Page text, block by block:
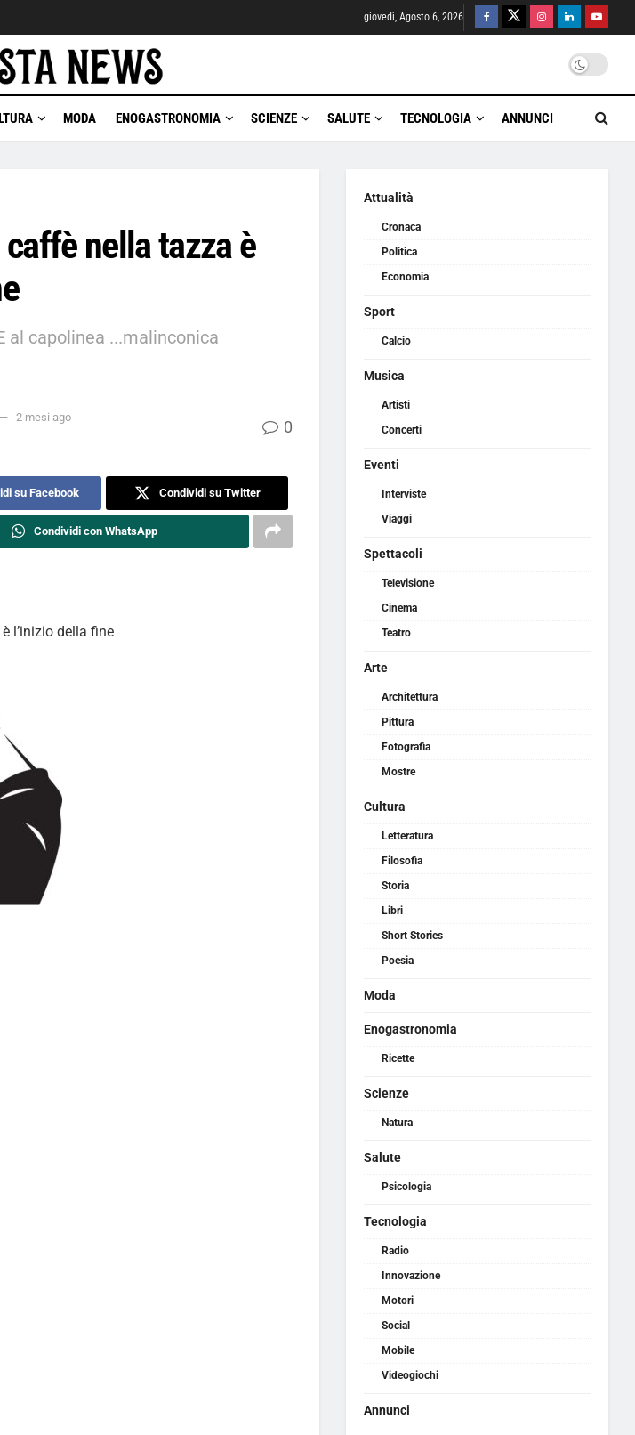
giovedì, Agosto 6, 2026
MODA ENOGASTRONOMIA SCIENZE SALUTE TECNOLOGIA ANNUNCI
nella tazza è
al capolinea ...malinconica
2 mesi ago
0
su Facebook Condividi su Twitter
Condividi con WhatsApp
l’inizio della fine
Attualità
Cronaca
Politica
Economia
Sport
Calcio
Musica
Artisti
Concerti
Eventi
Interviste
Viaggi
Spettacoli
Televisione
Cinema
Teatro
Arte
Architettura
Pittura
Fotografia
Mostre
Cultura
Letteratura
Filosofia
Storia
Libri
Short Stories
Poesia
Moda
Enogastronomia
Ricette
Scienze
Natura
Salute
Psicologia
Tecnologia
Radio
Innovazione
Motori
Social
Mobile
Videogiochi
Annunci